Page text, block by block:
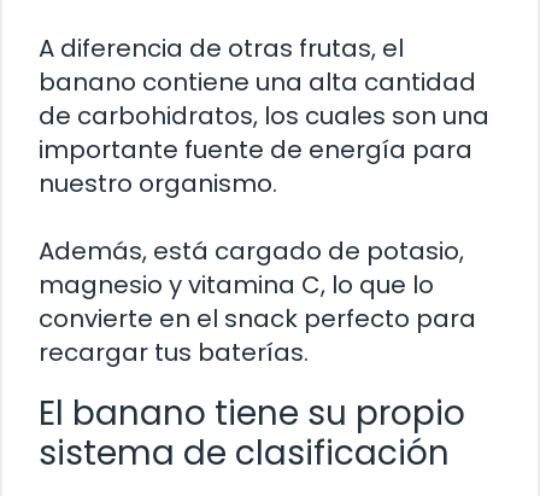
A diferencia de otras frutas, el
banano contiene una alta cantidad
de carbohidratos, los cuales son una
importante fuente de energía para
nuestro organismo.
Además, está cargado de potasio,
magnesio y vitamina C, lo que lo
convierte en el snack perfecto para
recargar tus baterías.
El banano tiene su propio
sistema de clasificación